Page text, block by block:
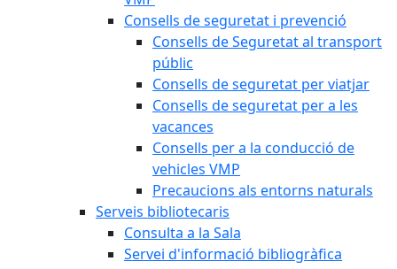
Consells de seguretat i prevenció
Consells de Seguretat al transport
públic
Consells de seguretat per viatjar
Consells de seguretat per a les
vacances
Consells per a la conducció de
vehicles VMP
Precaucions als entorns naturals
Serveis bibliotecaris
Consulta a la Sala
Servei d'informació bibliogràfica